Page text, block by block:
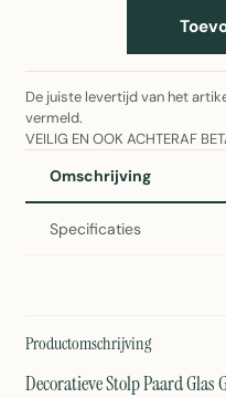
De juiste levertijd van het
vermeld.
VEILIG EN OOK ACHTERAF
Omschrijving
Specificaties
Productomschrijving
Decoratieve Stolp Paard